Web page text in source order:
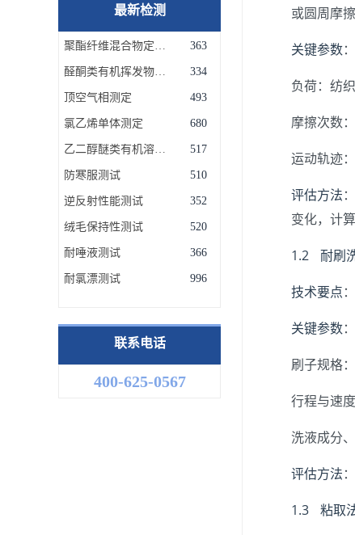
或圆周摩擦
关键参数：
负荷：纺
摩擦次数
运动轨迹
评估方法
变化，计
1.2 耐刷
技术要点
关键参数：
刷子规格
行程与速
洗液成分
评估方法
1.3 粘取
最新检测
聚酯纤维混合物定量分析 363
醛酮类有机挥发物测定 334
顶空气相测定 493
氯乙烯单体测定 680
乙二醇醚类有机溶剂残留量测定 517
防寒服测试 510
逆反射性能测试 352
绒毛保持性测试 520
耐唾液测试 366
耐氯漂测试 996
联系电话
400-625-0567